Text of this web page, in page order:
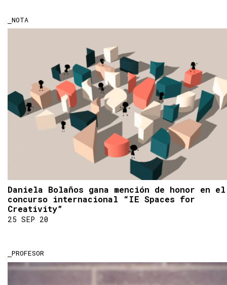
NOTA
Daniela Bolaños gana mención de honor en el
concurso internacional “IE Spaces for
Creativity”
25 SEP 20
PROFESOR